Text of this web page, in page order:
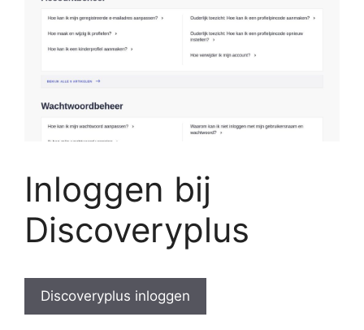
Inloggen bij
Discoveryplus
Discoveryplus inloggen